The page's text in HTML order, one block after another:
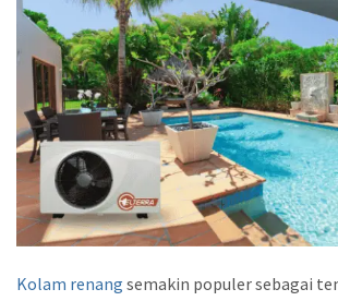
Kolam renang semakin populer sebagai